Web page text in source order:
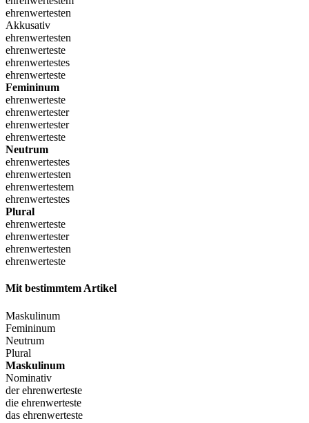
ehrenwertesten
Akkusativ
ehrenwertesten
ehrenwerteste
ehrenwertestes
ehrenwerteste
Femininum
ehrenwerteste
ehrenwertester
ehrenwertester
ehrenwerteste
Neutrum
ehrenwertestes
ehrenwertesten
ehrenwertestem
ehrenwertestes
Plural
ehrenwerteste
ehrenwertester
ehrenwertesten
ehrenwerteste
Mit bestimmtem Artikel
Maskulinum
Femininum
Neutrum
Plural
Maskulinum
Nominativ
der ehrenwerteste
die ehrenwerteste
das ehrenwerteste